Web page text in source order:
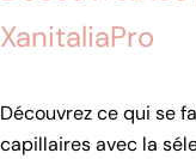
XanitaliaPro
Découvrez ce qui se
capillaires avec la